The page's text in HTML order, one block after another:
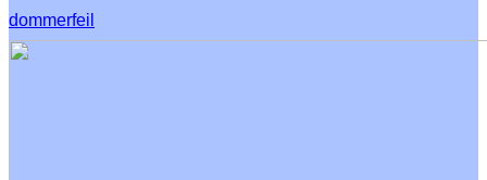
dommerfeil